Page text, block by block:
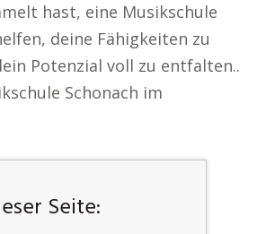
hast, eine Musikschule
deine Fähigkeiten zu
Potenzial voll zu entfalten..
Schonach im
Seite: